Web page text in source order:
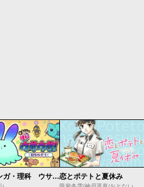
学習マンガ・理科 ウサウサ！恋とポテトと夏休み